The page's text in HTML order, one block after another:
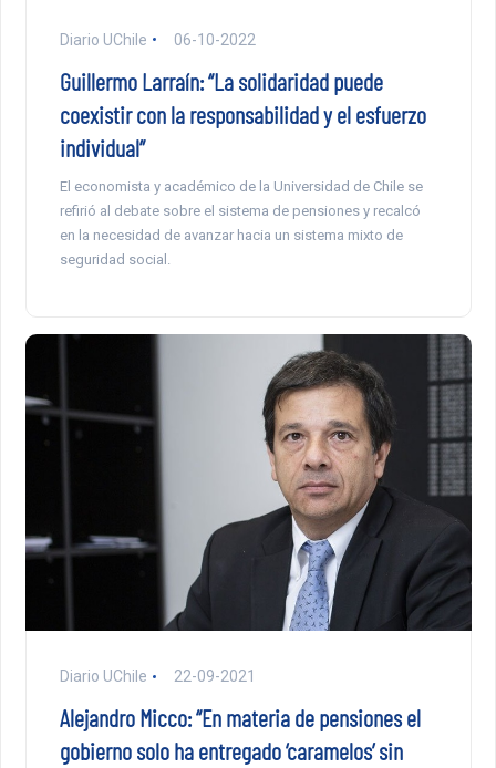
Diario UChile 06-10-2022
Guillermo Larraín: “La solidaridad puede
coexistir con la responsabilidad y el esfuerzo
individual”
El economista y académico de la Universidad de Chile se
refirió al debate sobre el sistema de pensiones y recalcó
en la necesidad de avanzar hacia un sistema mixto de
seguridad social.
Diario UChile 22-09-2021
Alejandro Micco: “En materia de pensiones el
gobierno solo ha entregado ‘caramelos’ sin